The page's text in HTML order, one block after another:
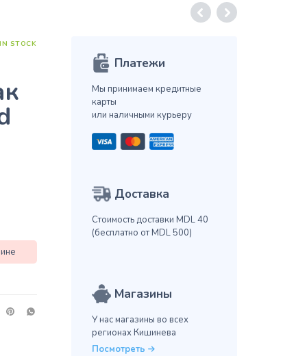
IN STOCK
Платежи
Мы принимаем кредитные
карты
или наличными курьеру
Доставка
Стоимость доставки MDL 40
(бесплатно от MDL 500)
Магазины
У нас магазины во всех
регионах Кишинева
Посмотреть